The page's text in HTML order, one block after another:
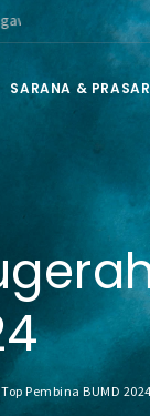
SARANA &
Pembina BUMD